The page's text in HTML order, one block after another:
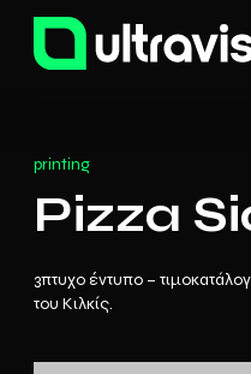
printing
Pizza
3πτυχο έντυπο –
του Κιλκίς.